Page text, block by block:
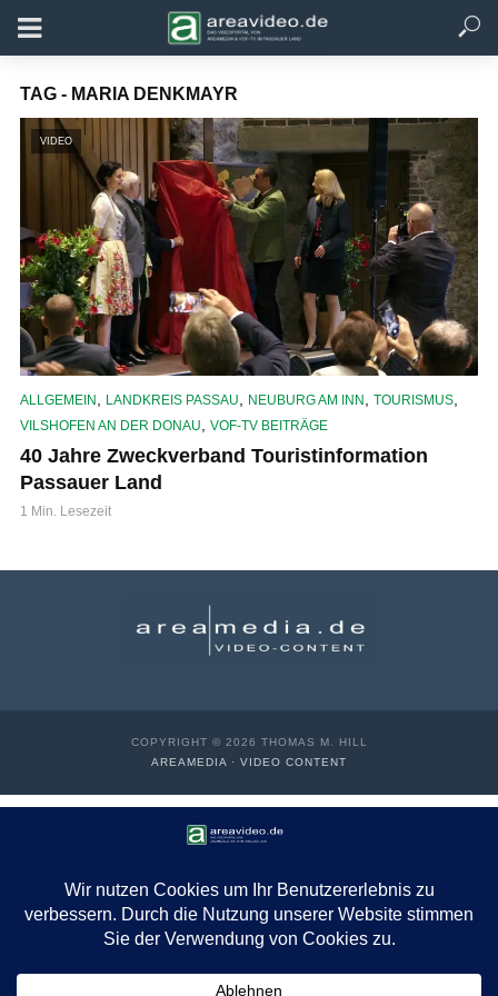
TAG - MARIA DENKMAYR
VIDEO
ALLGEMEIN LANDKREIS PASSAU NEUBURG AM INN TOURISMUS
VILSHOFEN AN DER DONAU VOF-TV BEITRÄGE
40 Jahre Zweckverband Touristinformation
Passauer Land
1 Min. Lesezeit
COPYRIGHT © 2026 THOMAS M. HILL
AREAMEDIA · VIDEO CONTENT